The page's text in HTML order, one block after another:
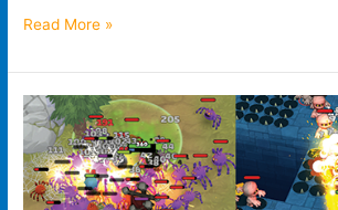
Read More »
迷
你
龍
有
限